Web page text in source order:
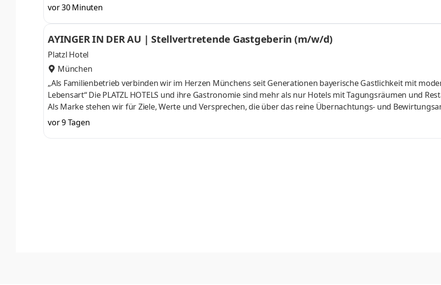
Vermietung suchen wir zum nächstmöglichen Zeitpunkt und in Vollzeit (37 Stunden/Woche) eineTeamleitung
Vermietung (m⁠/⁠w⁠/⁠d)Ihre AufgabenFachliche und disziplinarische
vor 30 Minuten
AYINGER IN DER AU | Stellvertretende Gastgeberin (m/w/d)
Platzl Hotel
München
„Als Familienbetrieb verbinden wir im Herzen Münchens seit Generationen bayerische Gastlichkeit mit
Lebensart“ Die PLATZL HOTELS und ihre Gastronomie sind mehr als nur Hotels mit Tagungsräumen und
Als Marke stehen wir für Ziele, Werte und Versprechen, die über das reine Übernachtungs- und
hinausgehen. Das PLATZL HOTEL im Herzen von München verfügt als eines der führenden 4-Sterne-Superior
über 166 Gästezimmer, eine bayerische Suite sowie sieben modern ausgestattete Konferenz- und
bis zu 120 Personen. Entspannen lässt es sich im Maurischen Kiosk mit Sauna, Dampfbad und Ruheraum. Im
vor 9 Tagen